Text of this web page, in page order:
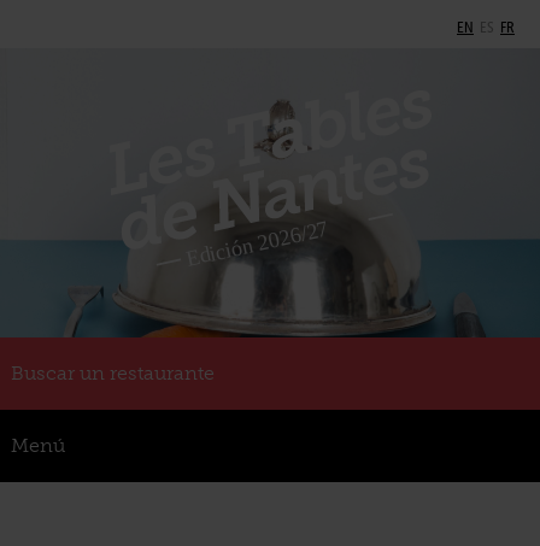
EN ES FR
Buscar un restaurante
Menú